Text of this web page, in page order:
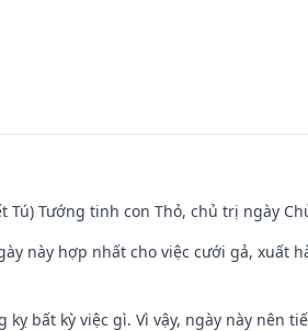
Tú) Tướng tinh con Thỏ, chủ trị ngày
này hợp nhất cho việc cưới gả, xuất
kỵ bất kỳ việc gì. Vì vậy, ngày này nên